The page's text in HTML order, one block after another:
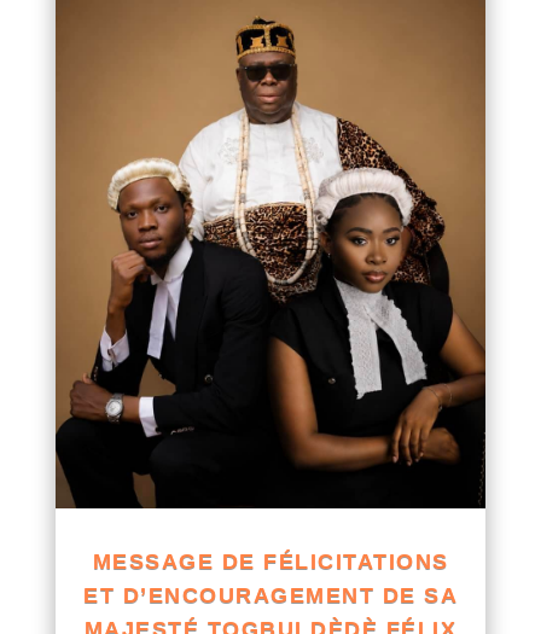
MESSAGE DE FÉLICITATIONS
ET D’ENCOURAGEMENT DE SA
MAJESTÉ TOGBUI DÈDÈ FÉLIX